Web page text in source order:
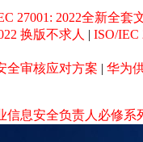
27001: 2022全新全套
换版不求人 | ISO/IEC
全审核应对方案 | 华为
信息安全负责人必修系